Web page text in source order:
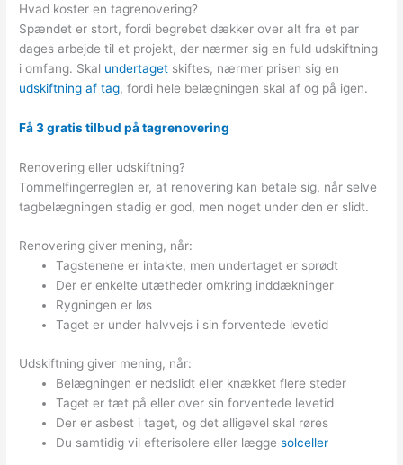
Hvad koster en tagrenovering?
Spændet er stort, fordi begrebet dækker over alt fra et par
dages arbejde til et projekt, der nærmer sig en fuld udskiftning
i omfang. Skal undertaget skiftes, nærmer prisen sig en
udskiftning af tag, fordi hele belægningen skal af og på igen.
Få 3 gratis tilbud på tagrenovering
Renovering eller udskiftning?
Tommelfingerreglen er, at renovering kan betale sig, når selve
tagbelægningen stadig er god, men noget under den er slidt.
Renovering giver mening, når:
Tagstenene er intakte, men undertaget er sprødt
Der er enkelte utætheder omkring inddækninger
Rygningen er løs
Taget er under halvvejs i sin forventede levetid
Udskiftning giver mening, når:
Belægningen er nedslidt eller knækket flere steder
Taget er tæt på eller over sin forventede levetid
Der er asbest i taget, og det alligevel skal røres
Du samtidig vil efterisolere eller læggesolceller